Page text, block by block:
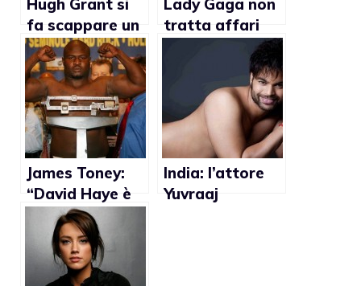
Hugh Grant si
fa scappare un
commento
omofobo ad
una partita di
rugby
Lady Gaga non
tratta affari
difende i diritti
James Toney:
“David Haye è
gay”
India: l’attore
Yuvraaj